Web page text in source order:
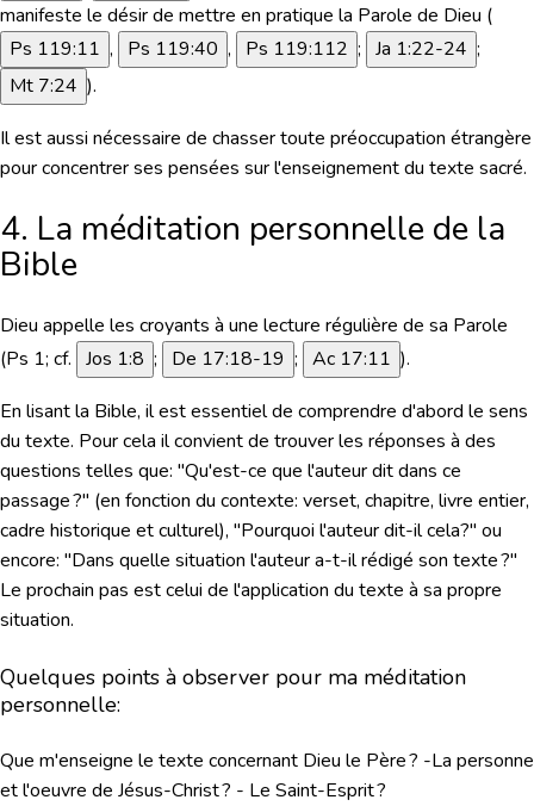
manifeste le désir de mettre en pratique la Parole de Dieu (
Ps 119:11 , Ps 119:40 , Ps 119:112 ; Ja 1:22-24 ;
Mt 7:24 ).
Il est aussi nécessaire de chasser toute préoccupation étrangère
pour concentrer ses pensées sur l'enseignement du texte sacré.
4. La méditation personnelle de la
Bible
Dieu appelle les croyants à une lecture régulière de sa Parole
(Ps 1; cf. Jos 1:8 ; De 17:18-19 ; Ac 17:11 ).
En lisant la Bible, il est essentiel de comprendre d'abord le sens
du texte. Pour cela il convient de trouver les réponses à des
questions telles que: "Qu'est-ce que l'auteur dit dans ce
passage ?" (en fonction du contexte: verset, chapitre, livre entier,
cadre historique et culturel), "Pourquoi l'auteur dit-il cela?" ou
encore: "Dans quelle situation l'auteur a-t-il rédigé son texte ?"
Le prochain pas est celui de l'application du texte à sa propre
situation.
Quelques points à observer pour ma méditation
personnelle:
Que m'enseigne le texte concernant Dieu le Père ? -La personne
et l'oeuvre de Jésus-Christ ? - Le Saint-Esprit ?